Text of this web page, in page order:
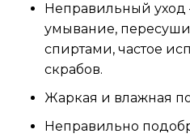
Неправильный уход
умывание,
спиртами, частое
скрабов.
Жаркая и влажная
Неправильно